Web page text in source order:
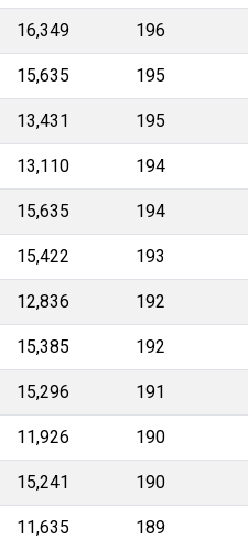
16,349 196
15,635 195
13,431 195
13,110 194
15,635 194
15,422 193
12,836 192
15,385 192
15,296 191
11,926 190
15,241 190
11,635 189